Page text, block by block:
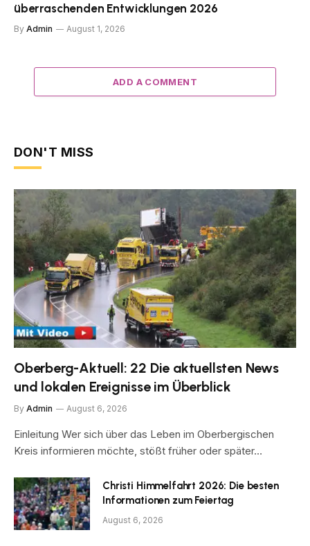
überraschenden Entwicklungen 2026
By Admin August 1, 2026
ADD A COMMENT
DON'T MISS
Oberberg-Aktuell: 22 Die aktuellsten News
und lokalen Ereignisse im Überblick
By Admin August 6, 2026
Einleitung Wer sich über das Leben im Oberbergischen
Kreis informieren möchte, stößt früher oder später…
Christi Himmelfahrt 2026: Die besten
Informationen zum Feiertag
August 6, 2026